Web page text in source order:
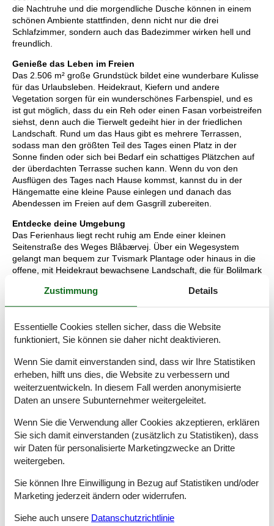
die Nachtruhe und die morgendliche Dusche können in einem
schönen Ambiente stattfinden, denn nicht nur die drei
Schlafzimmer, sondern auch das Badezimmer wirken hell und
freundlich.
Genieße das Leben im Freien
Das 2.506 m² große Grundstück bildet eine wunderbare Kulisse
für das Urlaubsleben. Heidekraut, Kiefern und andere
Vegetation sorgen für ein wunderschönes Farbenspiel, und es
ist gut möglich, dass du ein Reh oder einen Fasan vorbeistreifen
siehst, denn auch die Tierwelt gedeiht hier in der friedlichen
Landschaft. Rund um das Haus gibt es mehrere Terrassen,
sodass man den größten Teil des Tages einen Platz in der
Sonne finden oder sich bei Bedarf ein schattiges Plätzchen auf
der überdachten Terrasse suchen kann. Wenn du von den
Ausflügen des Tages nach Hause kommst, kannst du in der
Hängematte eine kleine Pause einlegen und danach das
Abendessen im Freien auf dem Gasgrill zubereiten.
Entdecke deine Umgebung
Das Ferienhaus liegt recht ruhig am Ende einer kleinen
Seitenstraße des Weges Blåbærvej. Über ein Wegesystem
gelangt man bequem zur Tvismark Plantage oder hinaus in die
offene, mit Heidekraut bewachsene Landschaft, die für Bolilmark
aus, um die naheliegende Anhöhe Høstbjerg Rømø zum
höchsten Punkt der Insel zu machen, und an einem klaren Tag
Mandø blicken. Von Bolilmark aus hast du problemlosen Zugang
zum Strand von Lakolk, wenn du Lust hast, in der Nordsee zu
oder vielleicht in ein Café gehen möchtest, kannst du Richtung
Süden in den gemütlichen Ort Havneby fahren.
Raumaufteilung
Schlafzimmer
Doppelbett - 140 x 190
Schlafzimmer
Einzelbett - 90 x 200
Einzelbett - 90 x 200
Schlafzimmer
Doppelbett - 180 x 200
Zustimmung Details
Essentielle Cookies stellen sicher, dass die Website
funktioniert, Sie können sie daher nicht deaktivieren.
Wenn Sie damit einverstanden sind, dass wir Ihre Statistiken
erheben, hilft uns dies, die Website zu verbessern und
weiterzuentwickeln. In diesem Fall werden anonymisierte
Daten an unsere Subunternehmer weitergeleitet.
Wenn Sie die Verwendung aller Cookies akzeptieren, erklären
Sie sich damit einverstanden (zusätzlich zu Statistiken), dass
wir Daten für personalisierte Marketingzwecke an Dritte
weitergeben.
Sie können Ihre Einwilligung in Bezug auf Statistiken und/oder
Marketing jederzeit ändern oder widerrufen.
Siehe auch unsere Datanschutzrichtlinie